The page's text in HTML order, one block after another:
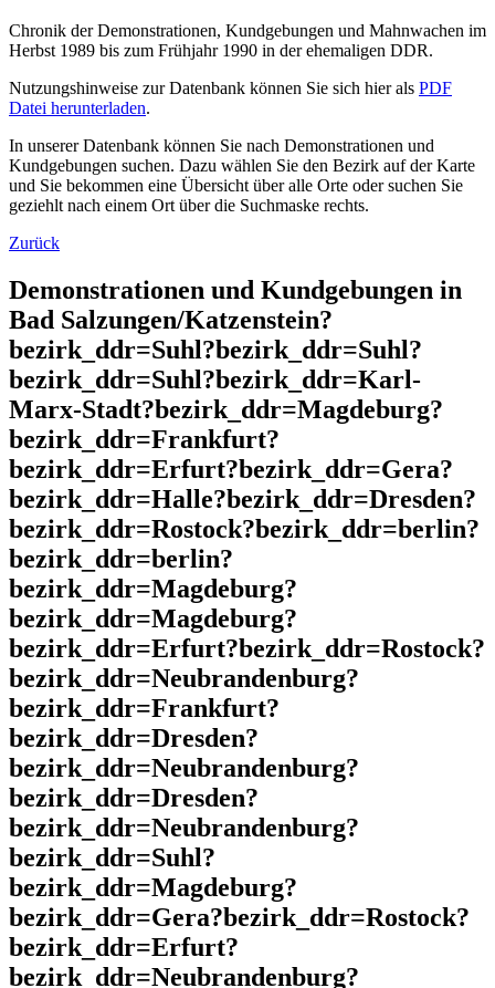
Chronik der Demonstrationen, Kundgebungen und Mahnwachen im
Herbst 1989 bis zum Frühjahr 1990 in der ehemaligen DDR.
Nutzungshinweise zur Datenbank können Sie sich hier als PDF
Datei herunterladen.
In unserer Datenbank können Sie nach Demonstrationen und
Kundgebungen suchen. Dazu wählen Sie den Bezirk auf der Karte
und Sie bekommen eine Übersicht über alle Orte oder suchen Sie
geziehlt nach einem Ort über die Suchmaske rechts.
Zurück
Demonstrationen und Kundgebungen in
Bad Salzungen/Katzenstein?
bezirk_ddr=Suhl?bezirk_ddr=Suhl?
bezirk_ddr=Suhl?bezirk_ddr=Karl-
Marx-Stadt?bezirk_ddr=Magdeburg?
bezirk_ddr=Frankfurt?
bezirk_ddr=Erfurt?bezirk_ddr=Gera?
bezirk_ddr=Halle?bezirk_ddr=Dresden?
bezirk_ddr=Rostock?bezirk_ddr=berlin?
bezirk_ddr=berlin?
bezirk_ddr=Magdeburg?
bezirk_ddr=Magdeburg?
bezirk_ddr=Erfurt?bezirk_ddr=Rostock?
bezirk_ddr=Neubrandenburg?
bezirk_ddr=Frankfurt?
bezirk_ddr=Dresden?
bezirk_ddr=Neubrandenburg?
bezirk_ddr=Dresden?
bezirk_ddr=Neubrandenburg?
bezirk_ddr=Suhl?
bezirk_ddr=Magdeburg?
bezirk_ddr=Gera?bezirk_ddr=Rostock?
bezirk_ddr=Erfurt?
bezirk_ddr=Neubrandenburg?